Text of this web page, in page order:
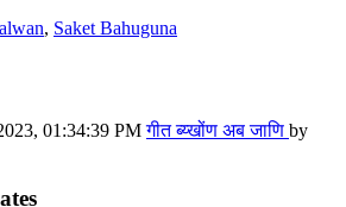
, Saket Bahuguna
01:34:39 PMगीत ब्य्खोंण अब जाणि by